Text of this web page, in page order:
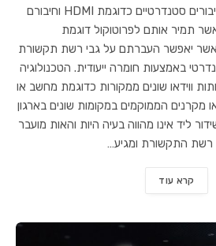
אותות הווידאו והאודיו מחיבורים סטנדרטיים כדוגמת HDMI וחיבורם
תמיר אותם לפרוטוקול דוגמת
JPEG200/RAW/VC-2 אשר יאפשר העברתם על גבי רשת תקשורת
באמצעות חומרה ייעודית. הטכנולוגיה
ווידאו שונים ממקורות כדוגמת מחשב או
מקרנים הממוקמים במקומות שונים בארגון
ליד אינו מהווה בעיה היות והאות מועבר
רשת התקשורת ומגיע…
קרא עוד